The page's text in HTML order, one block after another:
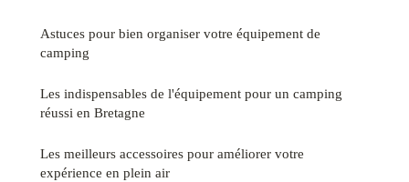
Astuces pour bien organiser votre équipement de
camping
Les indispensables de l'équipement pour un camping
réussi en Bretagne
Les meilleurs accessoires pour améliorer votre
expérience en plein air